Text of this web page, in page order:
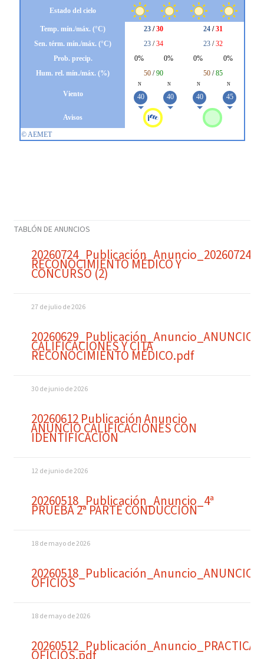
TABLÓN DE ANUNCIOS
RECONOCIMIENTO MÉDICO Y
CONCURSO (2)
27 de julio de 2026
20260629_Publicación_Anuncio_ANUNCIO
CALIFICACIONES Y CITA
RECONOCIMIENTO MÉDICO.pdf
30 de junio de 2026
20260612 Publicación Anuncio
ANUNCIO CALIFICACIONES CON
IDENTIFICACIÓN
12 de junio de 2026
20260518_Publicación_Anuncio_4ª
PRUEBA 2ª PARTE CONDUCCION
18 de mayo de 2026
20260518_Publicación_Anuncio_ANUNCIO
OFICIOS
18 de mayo de 2026
20260512_Publicación_Anuncio_PRACTICA